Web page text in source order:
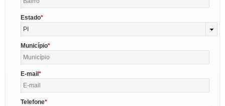
Estado
PI
Município
E-mail
Telefone